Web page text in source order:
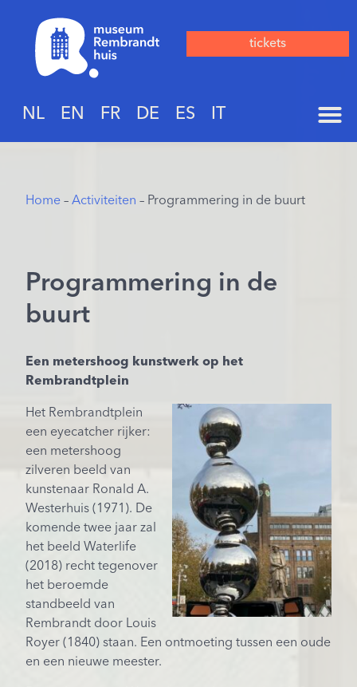
tickets
NL EN FR DE ES IT
Home – Activiteiten – Programmering in de buurt
Programmering in de
buurt
Een metershoog kunstwerk op het
Rembrandtplein
Het Rembrandtplein
een eyecatcher rijker:
een metershoog
zilveren beeld van
kunstenaar Ronald A.
Westerhuis (1971). De
komende twee jaar zal
het beeld Waterlife
(2018) recht tegenover
het beroemde
standbeeld van
Rembrandt door Louis
Royer (1840) staan. Een ontmoeting tussen een oude
en een nieuwe meester.